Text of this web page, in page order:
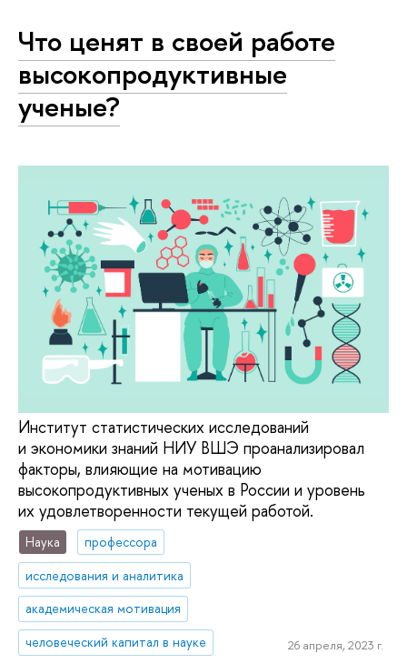
Что ценят в своей работе
высокопродуктивные
ученые?
Институт статистических исследований
и экономики знаний НИУ ВШЭ проанализировал
факторы, влияющие на мотивацию
высокопродуктивных ученых в России и уровень
их удовлетворенности текущей работой.
Наука
профессора
исследования и аналитика
академическая мотивация
человеческий капитал в науке
26 апреля, 2023 г.